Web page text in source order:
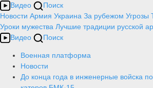
Видео
Поиск
Новости Армия Украина За рубежом Угрозы
Уроки мужества Лучшие традиции русской
Видео
Поиск
Военная платформа
Новости
До конца года в инженерные войска